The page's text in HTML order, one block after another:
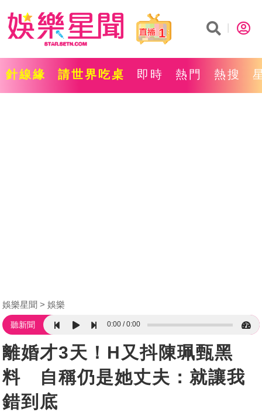
1
針線緣 請世界吃桌 即時 熱門 熱搜
娛樂星聞 娛樂
聽新聞 0:00 0:00
離婚才3天！H又抖陳珮甄黑
料 自稱仍是她丈夫：就讓我
錯到底